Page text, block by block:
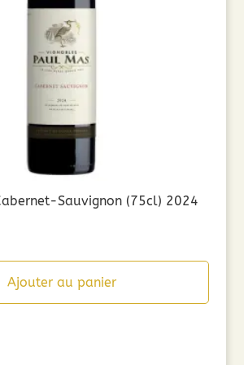
Sauvignon (75cl) 2024
Ajouter au panier